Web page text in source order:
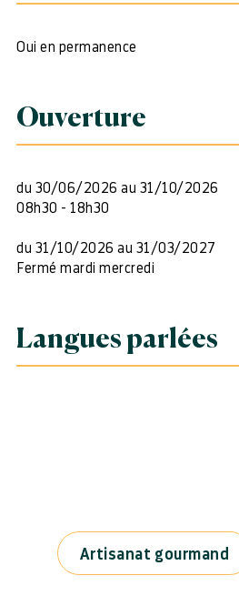
Oui en permanence
Ouverture
du 30/06/2026 au 31/10/2026
08h30 - 18h30
du 31/10/2026 au 31/03/2027
Fermé mardi mercredi
Langues parlées
Artisanat gourmand